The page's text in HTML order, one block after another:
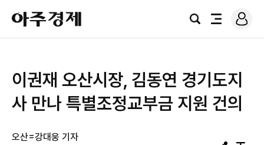
아
주
경
검
전
로
그
이권재 오산시장, 김동연 경기도지
사 만나 특별조정교부금 지원 건의
오산=강대웅 기자